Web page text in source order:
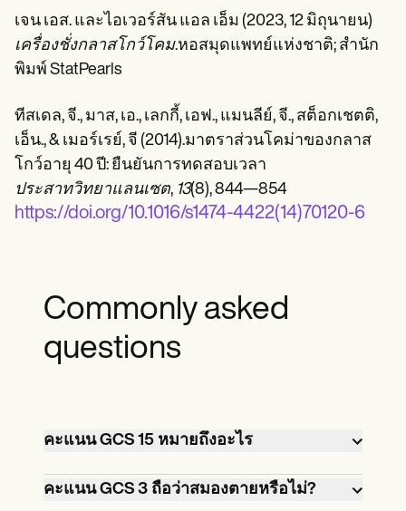
เจน เอส. และไอเวอร์สัน แอล เอ็ม (2023, 12 มิถุนายน)
เครื่องชั่งกลาสโกว์โคม.หอสมุดแพทย์แห่งชาติ; สำนัก
พิมพ์ StatPearls
ทีสเดล, จี., มาส, เอ., เลกกี้, เอฟ., แมนลีย์, จี., สต็อกเชตติ,
เอ็น., & เมอร์เรย์, จี (2014).มาตราส่วนโคม่าของกลาส
โกว์อายุ 40 ปี: ยืนยันการทดสอบเวลา
ประสาทวิทยาแลนเซต, 13(8), 844—854
https://doi.org/10.1016/s1474-4422(14)70120-6
Commonly asked
questions
คะแนน GCS 15 หมายถึงอะไร
คะแนน Glasgow Coma Scale (GCS) 15 บ่ง
ชี้ว่าบุคคลมีสติอย่างเต็มที่และไม่มีภาวะ
คะแนน GCS 3 ถือว่าสมองตายหรือไม่?